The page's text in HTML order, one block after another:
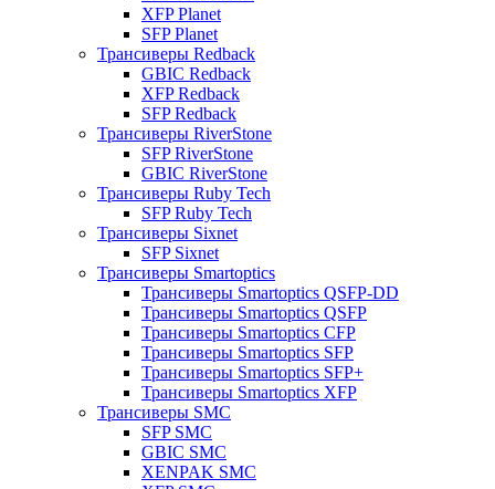
XFP Planet
SFP Planet
Трансиверы Redback
GBIC Redback
XFP Redback
SFP Redback
Трансиверы RiverStone
SFP RiverStone
GBIC RiverStone
Трансиверы Ruby Tech
SFP Ruby Tech
Трансиверы Sixnet
SFP Sixnet
Трансиверы Smartoptics
Трансиверы Smartoptics QSFP-DD
Трансиверы Smartoptics QSFP
Трансиверы Smartoptics CFP
Трансиверы Smartoptics SFP
Трансиверы Smartoptics SFP+
Трансиверы Smartoptics XFP
Трансиверы SMC
SFP SMC
GBIC SMC
XENPAK SMC